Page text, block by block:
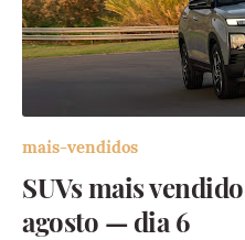
mais-vendidos
SUVs mais
agosto — dia 6